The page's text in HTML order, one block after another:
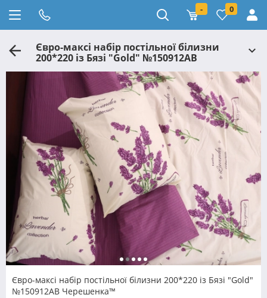
- 0
Євро-максі набір постільної білизни
200*220 із Бязі "Gold" №150912АВ
Черешенка™
Євро-максі набір постільної білизни 200*220 із Бязі "Gold"
№150912АВ Черешенка™